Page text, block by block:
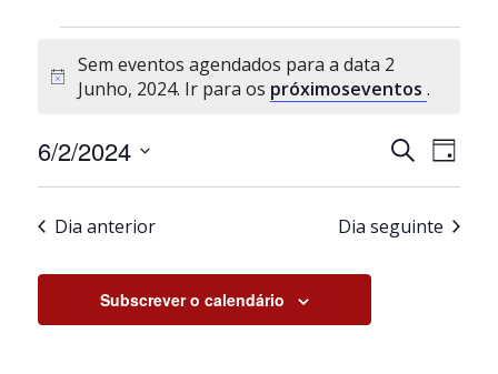
for
2024
Aviso
Sem eventos agendados para a data 2
Junho, 2024. Ir para os próximoseventos .
de
pesquisa
e
Pesquisar
de
de
Dia
6/2/2024
Selecione
data.
Dia anterior Dia seguinte
Subscrever o calendário